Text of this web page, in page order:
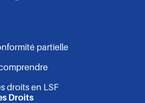
partielle
droits en LSF
Droits